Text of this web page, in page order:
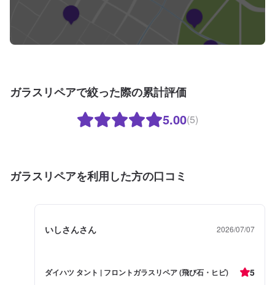
ガラスリペアで絞った際の累計評価
5.00(5)
ガラスリペアを利用した方の口コミ
いしさんさん 2026/07/07
ダイハツ タント | フロントガラスリペア (飛び石・ヒビ) 5